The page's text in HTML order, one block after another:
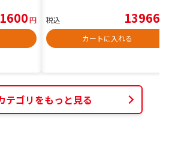
円
税込 13966
カートに入れる
テゴリをもっと見る